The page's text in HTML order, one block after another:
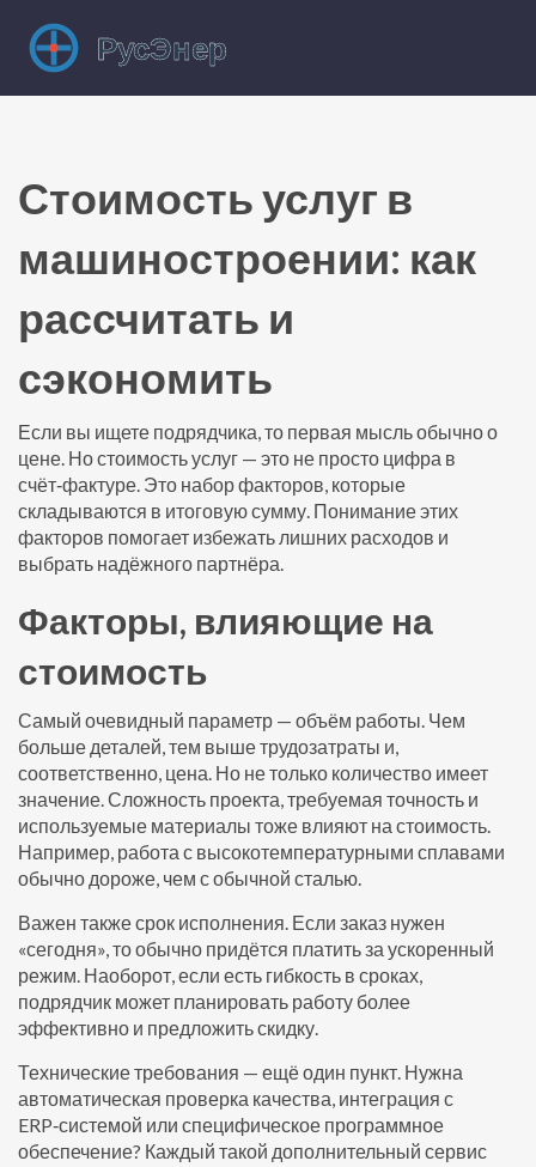
Стоимость услуг в
машиностроении: как
рассчитать и
сэкономить
Если вы ищете подрядчика, то первая мысль обычно о
цене. Но стоимость услуг — это не просто цифра в
счёт‑фактуре. Это набор факторов, которые
складываются в итоговую сумму. Понимание этих
факторов помогает избежать лишних расходов и
выбрать надёжного партнёра.
Факторы, влияющие на
стоимость
Самый очевидный параметр — объём работы. Чем
больше деталей, тем выше трудозатраты и,
соответственно, цена. Но не только количество имеет
значение. Сложность проекта, требуемая точность и
используемые материалы тоже влияют на стоимость.
Например, работа с высокотемпературными сплавами
обычно дороже, чем с обычной сталью.
Важен также срок исполнения. Если заказ нужен
«сегодня», то обычно придётся платить за ускоренный
режим. Наоборот, если есть гибкость в сроках,
подрядчик может планировать работу более
эффективно и предложить скидку.
Технические требования — ещё один пункт. Нужна
автоматическая проверка качества, интеграция с
ERP‑системой или специфическое программное
обеспечение? Каждый такой дополнительный сервис